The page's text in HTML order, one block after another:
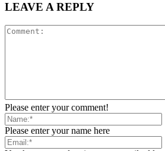
LEAVE A REPLY
Please enter your comment!
Please enter your name here